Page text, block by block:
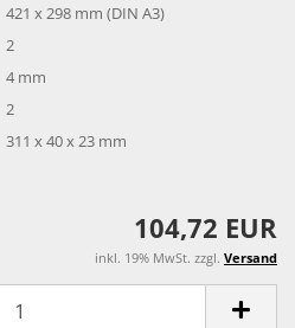
421 x 298 mm (DIN A3)
2
4 mm
2
311 x 40 x 23 mm
104,72 EUR
inkl. 19% MwSt. zzgl. Versand